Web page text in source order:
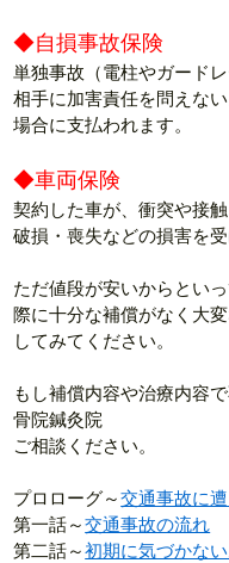
◆自損事故保険
単独事故（電柱やガード
相手に加害責任を問えな
場合に支払われます。
◆車両保険
契約した車が、衝突や接
破損・喪失などの損害を
ただ値段が安いからとい
際に十分な補償がなく大
してみてください。
もし補償内容や治療内容
骨院鍼灸院
ご相談ください。
プロローグ～交通事故に
第一話～交通事故の流れ
第二話～初期に気づかな